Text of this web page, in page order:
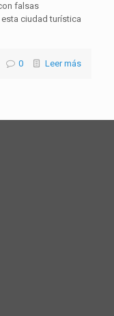
falsas
ciudad turística
0 Leer más